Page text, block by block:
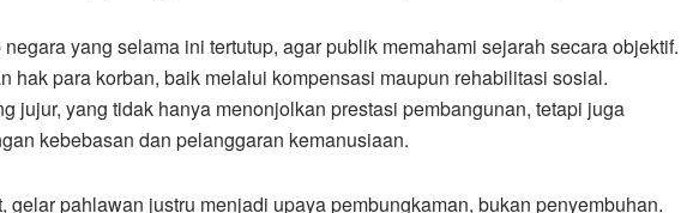
yang selama ini tertutup, agar publik memahami sejarah secara objektif.
hak para korban, baik melalui kompensasi maupun rehabilitasi sosial.
jujur, yang tidak hanya menonjolkan prestasi pembangunan, tetapi juga
kebebasan dan pelanggaran kemanusiaan.
gelar pahlawan justru menjadi upaya pembungkaman, bukan penyembuhan.